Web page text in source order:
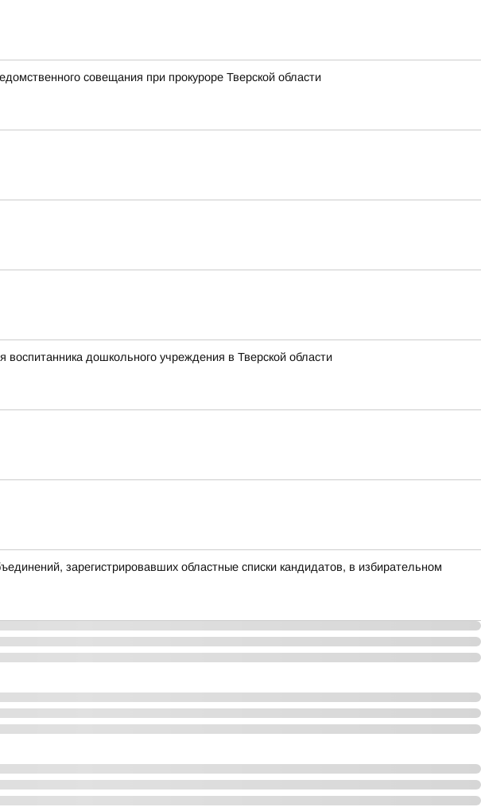
совещания при прокуроре Тверской области
дошкольного учреждения в Тверской области
зарегистрировавших областные списки кандидатов, в избирательном